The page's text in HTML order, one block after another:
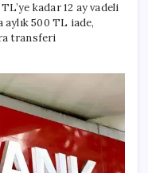
kadar 12 ay vadeli
500 TL iade,
transferi